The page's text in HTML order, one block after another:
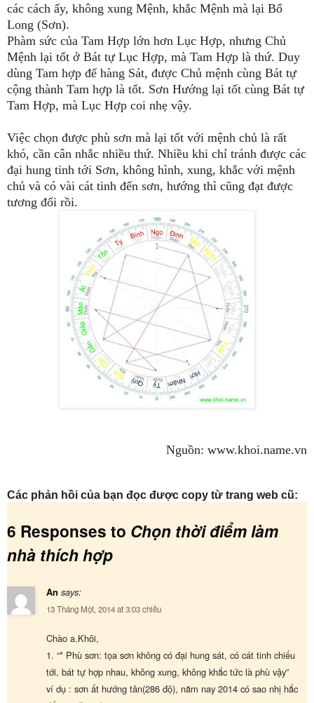
các cách ấy, không xung Mệnh, khắc Mệnh mà lại Bổ
Long (Sơn).
Phàm sức của Tam Hợp lớn hơn Lục Hợp, nhưng Chủ
Mệnh lại tốt ở Bát tự Lục Hợp, mà Tam Hợp là thứ. Duy
dùng Tam hợp để hàng Sát, được Chủ mệnh cùng Bát tự
cộng thành Tam hợp là tốt. Sơn Hướng lại tốt cùng Bát tự
Tam Hợp, mà Lục Hợp coi nhẹ vậy.
Việc chọn được phù sơn mà lại tốt với mệnh chủ là rất
khó, cần cân nhắc nhiều thứ. Nhiều khi chỉ tránh được các
đại hung tinh tới Sơn, không hình, xung, khắc với mệnh
chủ và có vài cát tinh đến sơn, hướng thì cũng đạt được
tương đối rồi.
Nguồn: www.khoi.name.vn
Các phản hồi của bạn đọc được copy từ trang web cũ:
6 Responses to Chọn thời điểm làm
nhà thích hợp
An says:
13 Tháng Một, 2014 at 3:03 chiều
Chào a.Khôi,
1. “* Phù sơn: tọa sơn không có đại hung sát, có cát tinh chiếu
tới, bát tự hợp nhau, không xung, không khắc tức là phù vậy”
ví dụ : sơn ất hướng tân(286 độ), năm nay 2014 có sao nhị hắc